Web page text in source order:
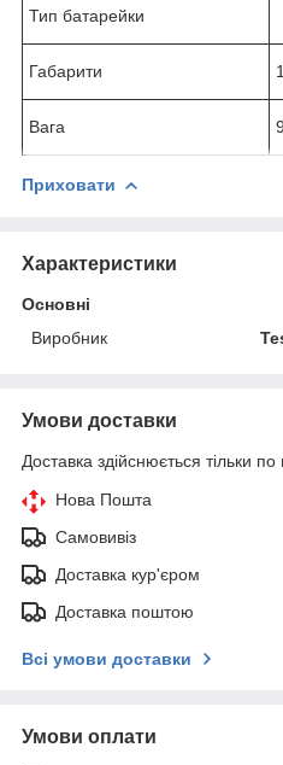
Тип батарейки
Габарити
Вага
Приховати
Характеристики
Основні
Виробник
Умови доставки
Доставка здійснюється тільки по
Нова Пошта
Самовивіз
Доставка кур'єром
Доставка поштою
Всі умови доставки
Умови оплати